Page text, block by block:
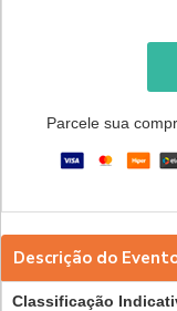
Parcele sua
Descrição do
Classificação